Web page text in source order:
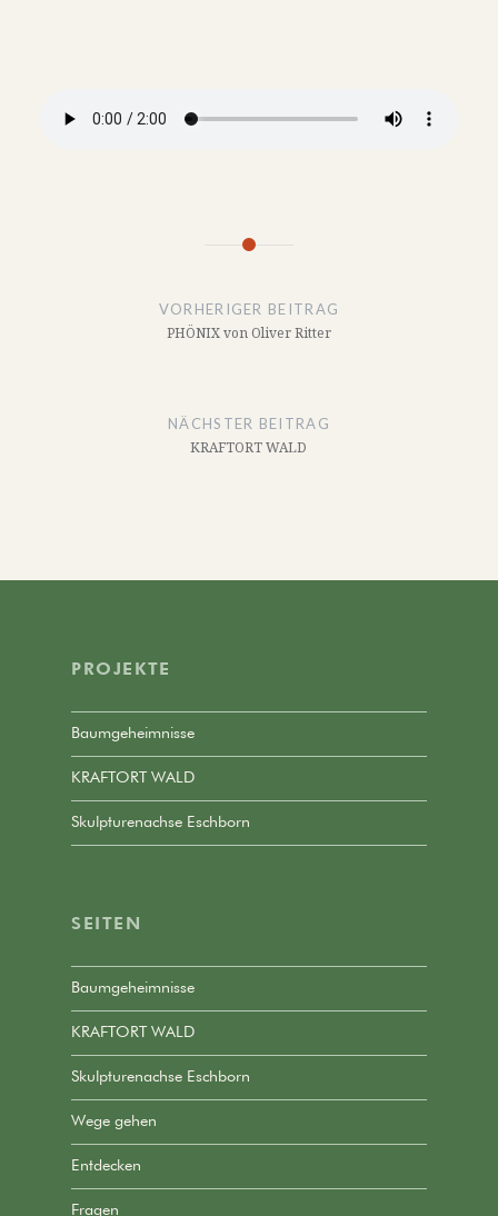
VORHERIGER BEITRAG
PHÖNIX von Oliver Ritter
NÄCHSTER BEITRAG
KRAFTORT WALD
PROJEKTE
Baumgeheimnisse
KRAFTORT WALD
Skulpturenachse Eschborn
SEITEN
Baumgeheimnisse
KRAFTORT WALD
Skulpturenachse Eschborn
Wege gehen
Entdecken
Fragen